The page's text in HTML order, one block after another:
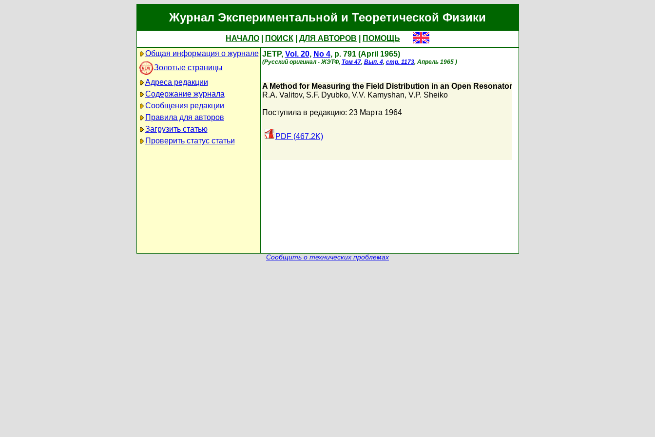
Журнал Экспериментальной и Теоретической Физики
НАЧАЛО ПОИСК ДЛЯ АВТОРОВ
ПОМОЩЬ
Общая информация о журнале
Золотые страницы
Адреса редакции
Содержание журнала
Сообщения редакции
Правила для авторов
Загрузить статью
Проверить статус статьи
JETP, Vol. 20, No 4, p. 791 (April 1965)
(Русский оригинал - ЖЭТФ, Том 47, Вып. 4, стр. 1173, Апрель 1965 )
A Method for Measuring the Field Distribution in an Open Resonator
R.A. Valitov, S.F. Dyubko, V.V. Kamyshan, V.P. Sheiko
Поступила в редакцию: 23 Марта 1964
PDF (467.2K)
Сообщить о технических проблемах